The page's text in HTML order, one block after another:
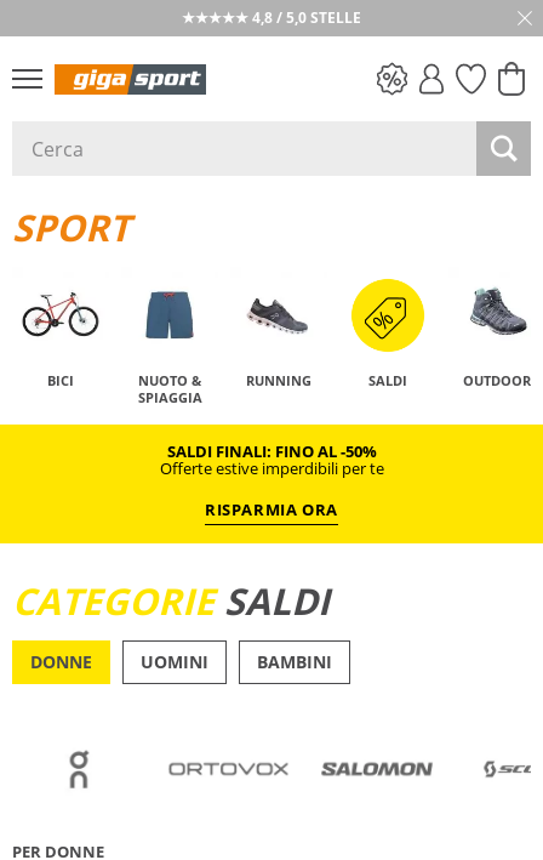
★★★★★ 4,8 / 5,0 STELLE
SPORT
BICI
NUOTO &
SPIAGGIA
RUNNING SALDI OUTDOOR
SALDI FINALI: FINO AL -50%
Offerte estive imperdibili per te
RISPARMIA ORA
CATEGORIESALDI
DONNE UOMINI BAMBINI
PER DONNE